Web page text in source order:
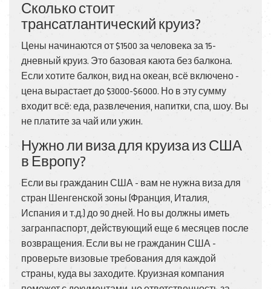
Сколько стоит
трансатлантический круиз?
Цены начинаются от $1500 за человека за 15-
дневный круиз. Это базовая каюта без балкона.
Если хотите балкон, вид на океан, всё включено -
цена вырастает до $3000-$6000. Но в эту сумму
входит всё: еда, развлечения, напитки, спа, шоу. Вы
не платите за чай или ужин.
Нужно ли виза для круиза из США
в Европу?
Если вы гражданин США - вам не нужна виза для
стран Шенгенской зоны (Франция, Италия,
Испания и т.д.) до 90 дней. Но вы должны иметь
загранпаспорт, действующий еще 6 месяцев после
возвращения. Если вы не гражданин США -
проверьте визовые требования для каждой
страны, куда вы заходите. Круизная компания